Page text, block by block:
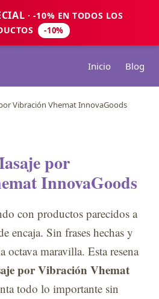
· -10% EN TODOS LOS
-10%
Inicio Blog
Vibración Vhemat InnovaGoods
por
InnovaGoods
con productos parecidos a
encaja. Sin frases hechas y
octava maravilla. Esta resena
por Vibración Vhemat
todo lo importante sin